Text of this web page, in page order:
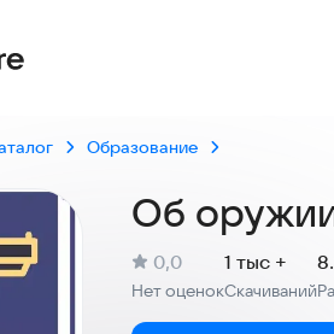
Образование
Об
Рейтинг:
0,0
Нет оценокСкачиваний
1 тыс +